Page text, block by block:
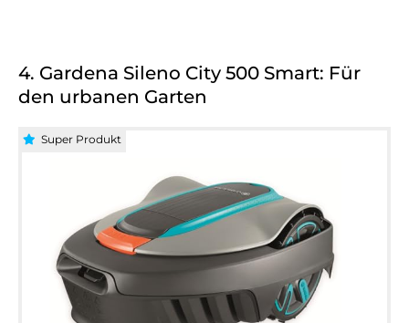
4. Gardena Sileno City 500 Smart: Für
den urbanen Garten
Super Produkt